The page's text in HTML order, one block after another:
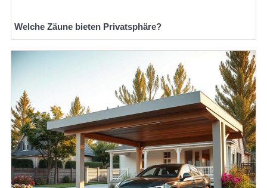
Welche Zäune bieten Privatsphäre?